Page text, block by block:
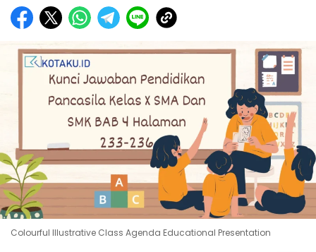
Colourful Illustrative Class Agenda Educational Presentation